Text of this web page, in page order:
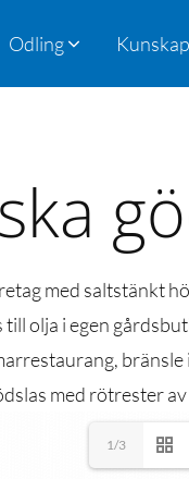
Odling
med saltstänkt
olja i egen
med rötrester
1/3